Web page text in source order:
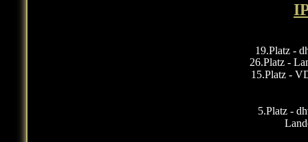
19.Platz -
26.Platz -
15.Platz -
5.Platz -